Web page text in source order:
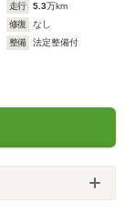
走行 5.3万km
修復
なし
整備
法定整備付